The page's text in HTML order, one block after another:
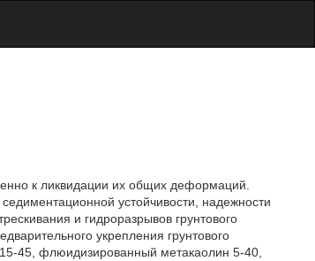
к ликвидации их общих деформаций.
устойчивости, надежности
и гидроразрывов грунтового
укрепления грунтового
45, флюидизированный метакаолин 5-40,